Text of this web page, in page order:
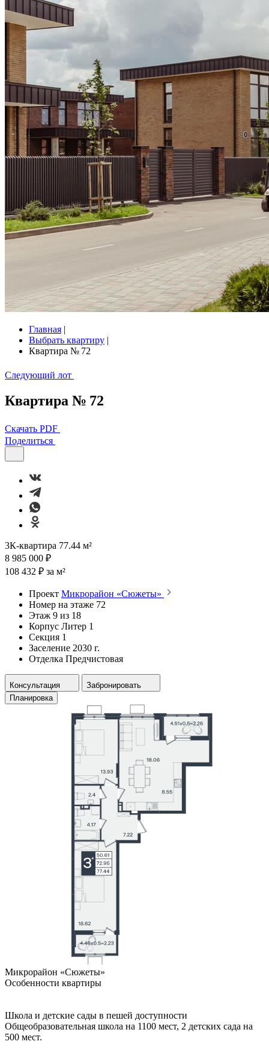
Главная |
Выбрать квартиру |
Квартира № 72
Следующий лот
Квартира № 72
Скачать PDF
Поделиться
3К-квартира 77.44 м²
8 985 000 ₽
108 432 ₽ за м²
Проект Микрорайон «Сюжеты»
Номер на этаже 72
Этаж 9 из 18
Корпус Литер 1
Секция 1
Заселение 2030 г.
Отделка Предчистовая
Консультация
Забронировать
Планировка
Микрорайон «Сюжеты»
Особенности квартиры
Школа и детские сады в пешей доступности
Общеобразовательная школа на 1100 мест, 2 детских сада на
500 мест.